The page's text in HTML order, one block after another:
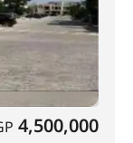
4,500,000